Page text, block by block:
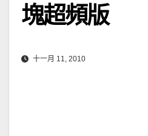
塊超頻版
十一月 11, 2010